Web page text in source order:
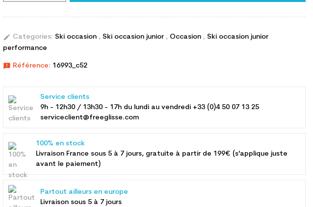
edit Categories: Ski occasion , Ski occasion junior , Occasion , Ski occasion junior
performance
announcement Référence: 16993_c52
Service clients
9h - 12h30 / 13h30 - 17h du lundi au vendredi +33 (0)4 50 07 13 25
serviceclient@freeglisse.com
100% en stock
Livraison France sous 5 à 7 jours, gratuite à partir de 199€ (s'applique juste
avant le paiement)
Partout ailleurs en europe
Livraison sous 5 à 7 jours